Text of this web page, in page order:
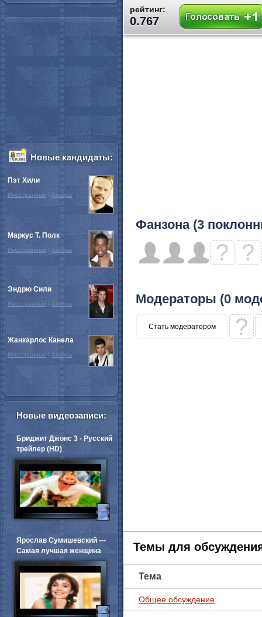
рейтинг:
0.767
Фанзона (3
? ?
Модераторы (0
Стать модератором ?
Темы для
Тема
Общее обсуждение
Новые кандидаты:
Пэт Хили
Иностранные / Актёры
Маркус Т. Полк
Иностранные / Актёры
Эндрю Сили
Иностранные / Актёры
Жанкарлос Канела
Иностранные / Актёры
Новые видеозаписи:
Бриджит Джонс 3 - Русский
трейлер (HD)
Ярослав Сумишевский ---
Самая лучшая женщина